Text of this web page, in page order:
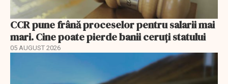
CCR pune frână proceselor pentru salarii mai
mari. Cine poate pierde banii ceruți statului
05 AUGUST 2026